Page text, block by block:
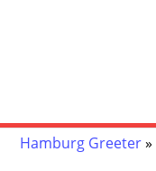
Hamburg Greeter»